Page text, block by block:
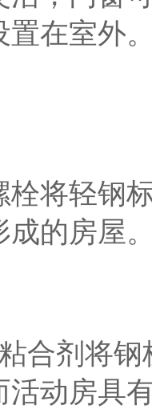
置在室外
栓将轻钢
成的房屋
合剂将
活动房具